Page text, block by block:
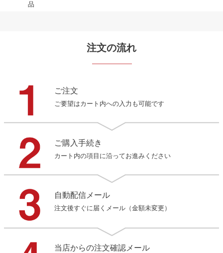
品
注文の流れ
ご注文
ご要望はカート内への入力も可能です
ご購入手続き
カート内の項目に沿ってお進みください
自動配信メール
注文後すぐに届くメール（金額未変更）
当店からの注文確認メール